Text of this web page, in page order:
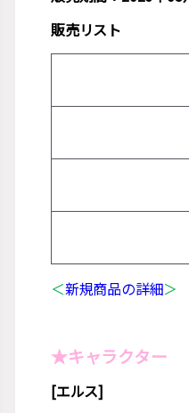
販売リスト
＜新規商品の詳細＞
★キャラクター
[エルス]